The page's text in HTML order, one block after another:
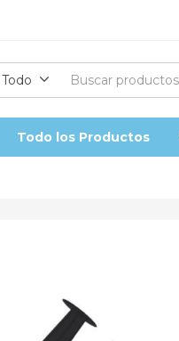
Todo
Todo los Productos